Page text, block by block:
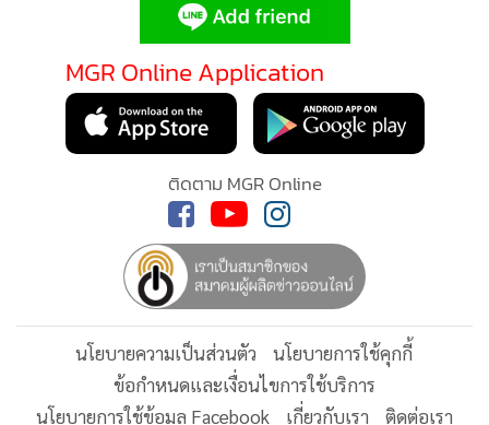
ของการพัฒนานั้นมีได้หลากหลาย และ “อะไรที่ดีกว่า” นั้น
แต่ละอารยธรรมต่างวาดฝันไว้ในแบบของตนเอง
เบื้องหลังสายตาเช่นนั้นคือกระบวนการใช้อำนาจผ่านความรู้ ที่
สร้างภาพให้อีกฝั่งหนึ่งเป็น “ผู้ล้าหลัง” อยู่เสมอ เพื่อให้อีกฝั่ง
สามารถอ้างสิทธิ์เข้าไป “พัฒนา” “จัดระเบียบ” และ “นำความ
ศิวิไลซ์” ไปให้ นี่คือกับดักทางปัญญาที่ตะวันตกวางไว้ และที่
3. งานที่ไร้ศีลธรรม ธุรกิจที่แยกจากความดี
การ “แยกส่วน” ที่สร้างบาดแผลลึกที่สุดประการหนึ่งในโลกสมัย
MGR Online Application
ติดตาม MGR Online
นโยบายความเป็นส่วนตัว
นโยบายการใช้คุกกี้
ข้อกำหนดและเงื่อนไขการใช้บริการ
นโยบายการใช้ข้อมูล Facebook
เกี่ยวกับเรา ติดต่อเรา